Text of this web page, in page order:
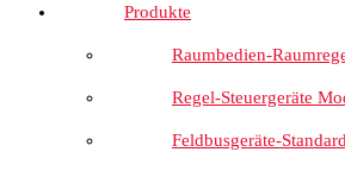
Produkte
Raumbedien-
Regel-Steuergeräte
Feldbusgeräte-Standard